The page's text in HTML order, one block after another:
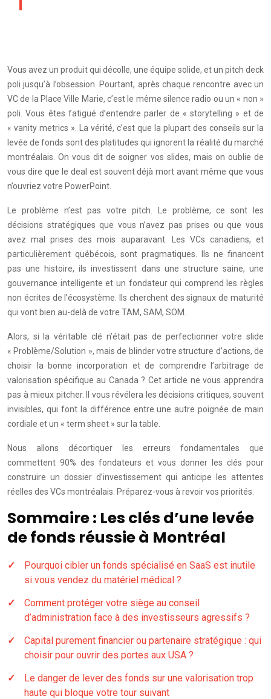
Vous avez un produit qui décolle, une équipe solide, et un pitch deck
poli jusqu’à l’obsession. Pourtant, après chaque rencontre avec un
VC de la Place Ville Marie, c’est le même silence radio ou un « non »
poli. Vous êtes fatigué d’entendre parler de « storytelling » et de
« vanity metrics ». La vérité, c’est que la plupart des conseils sur la
levée de fonds sont des platitudes qui ignorent la réalité du marché
montréalais. On vous dit de soigner vos slides, mais on oublie de
vous dire que le deal est souvent déjà mort avant même que vous
n’ouvriez votre PowerPoint.
Le problème n’est pas votre pitch. Le problème, ce sont les
décisions stratégiques que vous n’avez pas prises ou que vous
avez mal prises des mois auparavant. Les VCs canadiens, et
particulièrement québécois, sont pragmatiques. Ils ne financent
pas une histoire, ils investissent dans une structure saine, une
gouvernance intelligente et un fondateur qui comprend les règles
non écrites de l’écosystème. Ils cherchent des signaux de maturité
qui vont bien au-delà de votre TAM, SAM, SOM.
Alors, si la véritable clé n’était pas de perfectionner votre slide
« Problème/Solution », mais de blinder votre structure d’actions, de
choisir la bonne incorporation et de comprendre l’arbitrage de
valorisation spécifique au Canada ? Cet article ne vous apprendra
pas à mieux pitcher. Il vous révélera les décisions critiques, souvent
invisibles, qui font la différence entre une autre poignée de main
cordiale et un « term sheet » sur la table.
Nous allons décortiquer les erreurs fondamentales que
commettent 90% des fondateurs et vous donner les clés pour
construire un dossier d’investissement qui anticipe les attentes
réelles des VCs montréalais. Préparez-vous à revoir vos priorités.
Sommaire : Les clés d’une levée
de fonds réussie à Montréal
Pourquoi cibler un fonds spécialisé en SaaS est inutile
si vous vendez du matériel médical ?
Comment protéger votre siège au conseil
d’administration face à des investisseurs agressifs ?
Capital purement financier ou partenaire stratégique : qui
choisir pour ouvrir des portes aux USA ?
Le danger de lever des fonds sur une valorisation trop
haute qui bloque votre tour suivant